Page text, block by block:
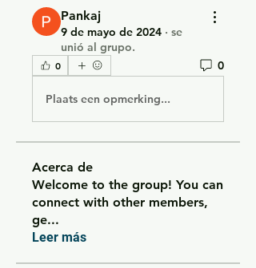
Pankaj
9 de mayo de 2024 · se
unió al grupo.
0 0
Plaats een opmerking...
Acerca de
Welcome to the group! You can
connect with other members,
ge...
Leer más